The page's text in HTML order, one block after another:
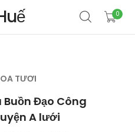
0
TƯƠI
Đạo Công
A lưới